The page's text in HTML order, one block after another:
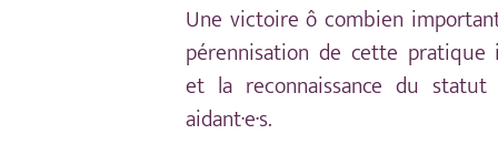
Une victoire ô combien
pérennisation de cette pratique
et la reconnaissance du statut
aidant·e·s.